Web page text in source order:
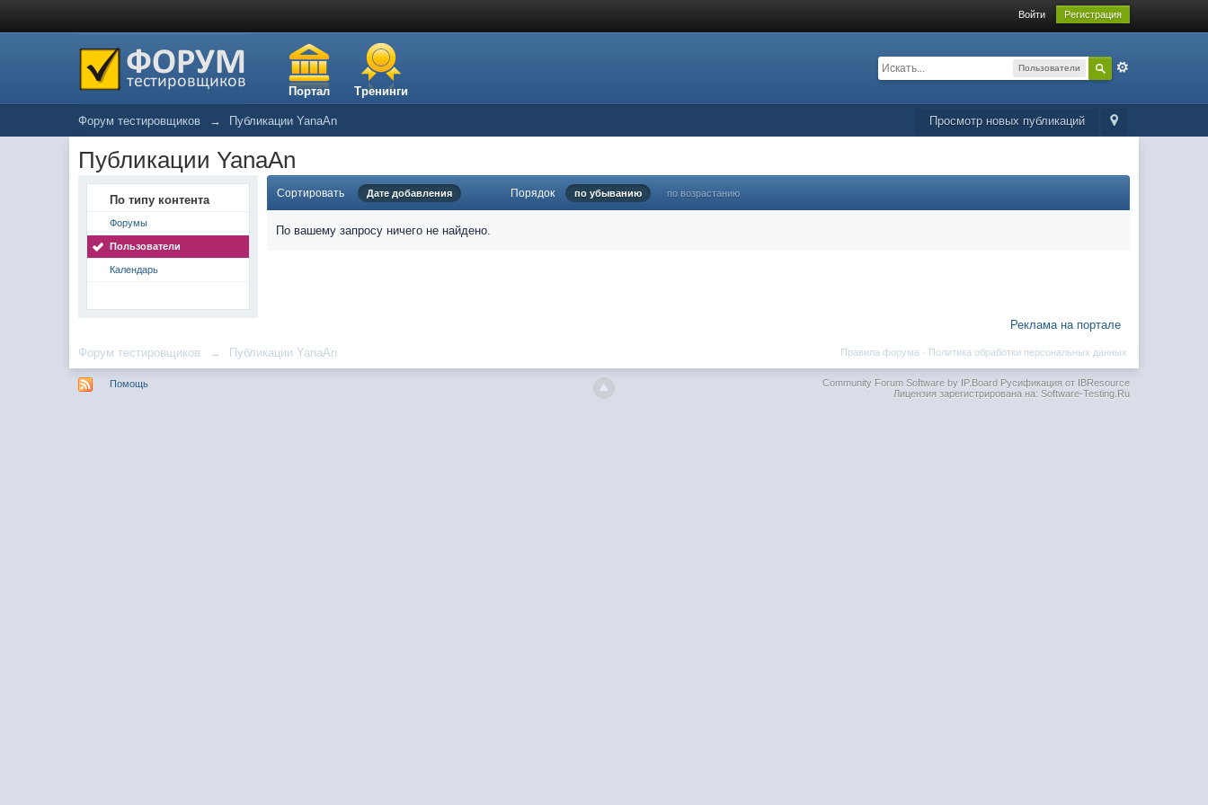
Войти Регистрация
Портал Тренинги
Пользователи
Просмотр новых публикаций
Форум тестировщиков → Публикации YanaAn
Публикации YanaAn
По типу контента
Форумы
Пользователи
Календарь
Сортировать Дате добавления Порядок по убыванию по возрастанию
По вашему запросу ничего не найдено.
Реклама на портале
Форум тестировщиков → Публикации YanaAn Политика обработки персональных данных
Правила форума ·
Помощь Community Forum Software by IP.BoardРусификация от IBResource
Лицензия зарегистрирована на: Software-Testing.Ru